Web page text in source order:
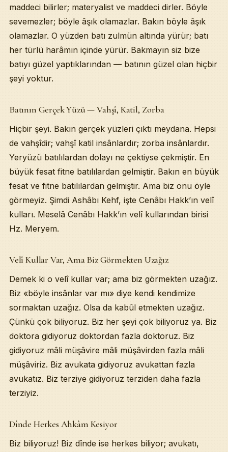
maddeci bilirler; materyalist ve maddeci dirler. Böyle
sevemezler; böyle âşık olamazlar. Bakın böyle âşık
olamazlar. O yüzden batı zulmün altında yürür; batı
her türlü harâmın içinde yürür. Bakmayın siz bize
batıyı güzel yaptıklarından — batının güzel olan hiçbir
şeyi yoktur.
Batının Gerçek Yüzü — Vahşî, Katil, Zorba
Hiçbir şeyi. Bakın gerçek yüzleri çıktı meydana. Hepsi
de vahşîdir; vahşî katil insânlardır; zorba insânlardır.
Yeryüzü batılılardan dolayı ne çektiyse çekmiştir. En
büyük fesat fitne batılılardan gelmiştir. Bakın en büyük
fesat ve fitne batılılardan gelmiştir. Ama biz onu öyle
görmeyiz. Şimdi Ashâbı Kehf, işte Cenâbı Hakk’ın velî
kulları. Meselâ Cenâbı Hakk’ın velî kullarından birisi
Hz. Meryem.
Velî Kullar Var, Ama Biz Görmekten Uzağız
Demek ki o velî kullar var; ama biz görmekten uzağız.
Biz «böyle insânlar var mı» diye kendi kendimize
sormaktan uzağız. Olsa da kabûl etmekten uzağız.
Çünkü çok biliyoruz. Biz her şeyi çok biliyoruz ya. Biz
doktora gidiyoruz doktordan fazla doktoruz. Biz
gidiyoruz mâli müşâvire mâli müşâvirden fazla mâli
müşâviriz. Biz avukata gidiyoruz avukattan fazla
avukatız. Biz terziye gidiyoruz terziden daha fazla
terziyiz.
Dînde Herkes Ahkâm Kesiyor
Biz biliyoruz! Biz dînde ise herkes biliyor; avukatı,